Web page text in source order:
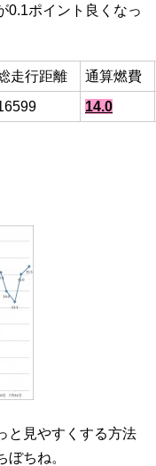
0.1ポイント良くなっ
走行距離
通算燃費
14.0
と見やすくする方法
ちね。